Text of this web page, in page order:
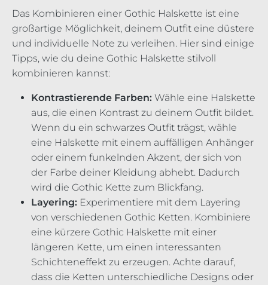
Das Kombinieren einer Gothic Halskette ist eine
großartige Möglichkeit, deinem Outfit eine düstere
und individuelle Note zu verleihen. Hier sind einige
Tipps, wie du deine Gothic Halskette stilvoll
kombinieren kannst:
Kontrastierende Farben: Wähle eine Halskette
aus, die einen Kontrast zu deinem Outfit bildet.
Wenn du ein schwarzes Outfit trägst, wähle
eine Halskette mit einem auffälligen Anhänger
oder einem funkelnden Akzent, der sich von
der Farbe deiner Kleidung abhebt. Dadurch
wird die Gothic Kette zum Blickfang.
Layering: Experimentiere mit dem Layering
von verschiedenen Gothic Ketten. Kombiniere
eine kürzere Gothic Halskette mit einer
längeren Kette, um einen interessanten
Schichteneffekt zu erzeugen. Achte darauf,
dass die Ketten unterschiedliche Designs oder